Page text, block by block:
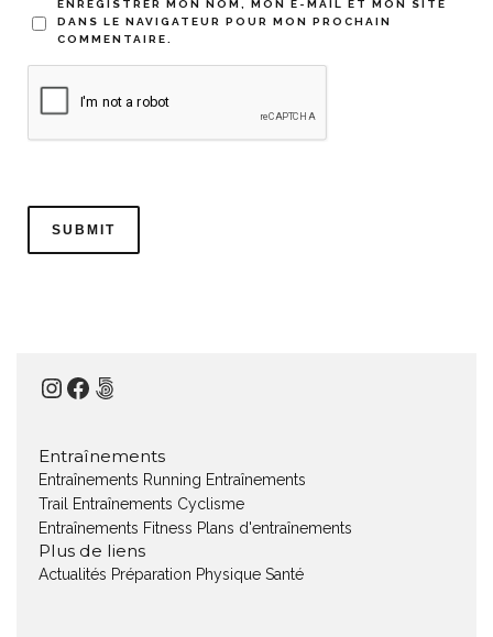
ENREGISTRER MON NOM, MON E-MAIL ET MON SITE
DANS LE NAVIGATEUR POUR MON PROCHAIN
COMMENTAIRE.
Instagram
Facebook
500px
Entraînements
Entraînements Running Entraînements
Trail
Entraînements Cyclisme
Entraînements Fitness Plans d'entraînements
Plus de liens
Actualités Préparation Physique Santé